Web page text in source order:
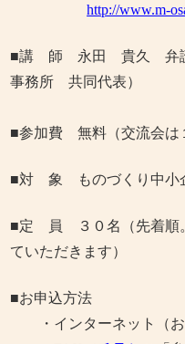
http://www.m-
■講 師 永田 貴久 弁
事務所 共同代表）
■参加費 無料（交流会は
■対 象 ものづくり中小
■定 員 ３０名（先着順
ていただきます）
■お申込方法
・ インターネット（